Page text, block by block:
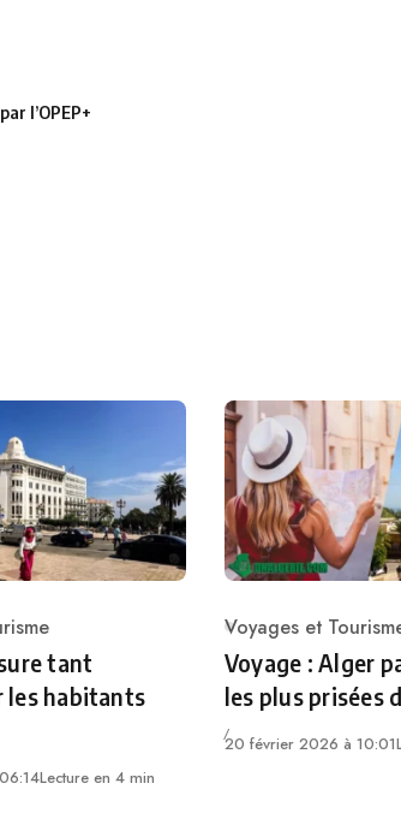
l’OPEP+
tant
les habitants
Lecture en 4 min
Category
Voyages et
Voyage : Alger
les plus prisées
20 février 2026 à 10:01